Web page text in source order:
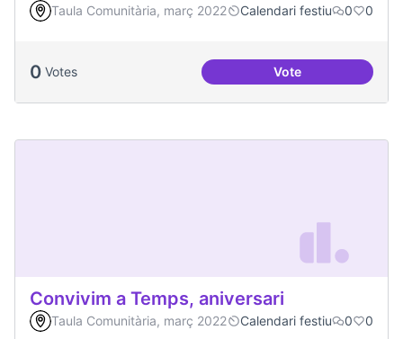
Taula Comunitària, març 2022 Calendari festiu 0 0
0 Votes VoteDates clau al Casal
Convivim a Temps, aniversari
Taula Comunitària, març 2022 Calendari festiu 0 0